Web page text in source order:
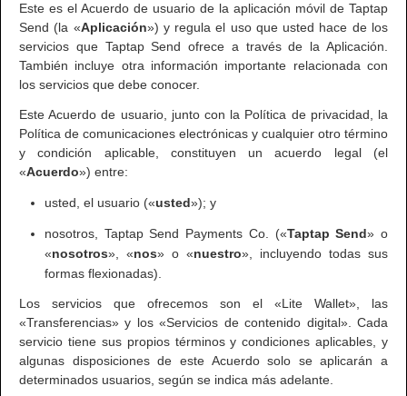
Este es el Acuerdo de usuario de la aplicación móvil de Taptap
Send (la «Aplicación») y regula el uso que usted hace de los
servicios que Taptap Send ofrece a través de la Aplicación.
También incluye otra información importante relacionada con
los servicios que debe conocer.
Este Acuerdo de usuario, junto con la Política de privacidad, la
Política de comunicaciones electrónicas y cualquier otro término
y condición aplicable, constituyen un acuerdo legal (el
«Acuerdo») entre:
usted, el usuario («usted»); y
nosotros, Taptap Send Payments Co. («Taptap Send» o
«nosotros», «nos» o «nuestro», incluyendo todas sus
formas flexionadas).
Los servicios que ofrecemos son el «Lite Wallet», las
«Transferencias» y los «Servicios de contenido digital». Cada
servicio tiene sus propios términos y condiciones aplicables, y
algunas disposiciones de este Acuerdo solo se aplicarán a
determinados usuarios, según se indica más adelante.